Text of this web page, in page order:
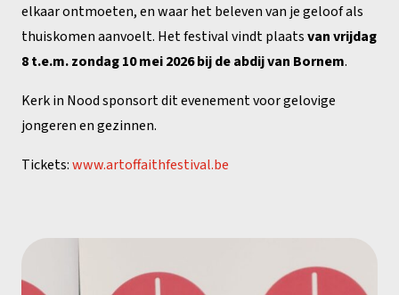
elkaar ontmoeten, en waar het beleven van je geloof als
thuiskomen aanvoelt. Het festival vindt plaatsvan vrijdag
8 t.e.m. zondag 10 mei 2026 bij de abdij van Bornem.
Kerk in Nood sponsort dit evenement voor gelovige
jongeren en gezinnen.
Tickets:www.artoffaithfestival.be